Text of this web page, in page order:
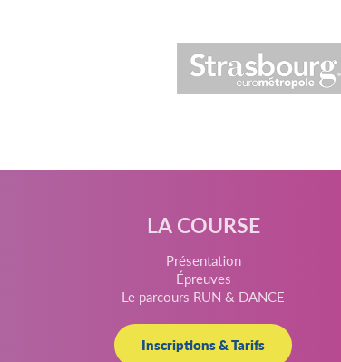
LA COURSE
Présentation
Épreuves
Le parcours RUN & DANCE
Inscriptions & Tarifs